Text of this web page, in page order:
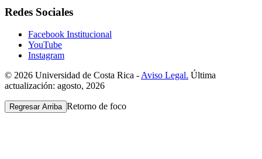
Redes Sociales
Facebook Institucional
YouTube
Instagram
© 2026 Universidad de Costa Rica -Aviso Legal. Última
actualización: agosto, 2026
Regresar Arriba Retorno de foco